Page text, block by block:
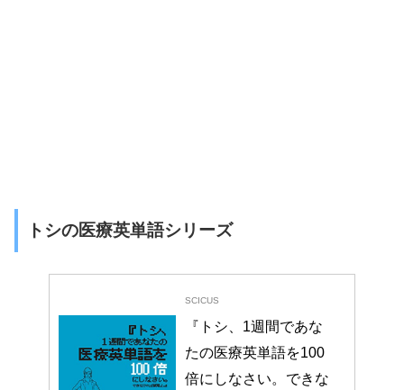
トシの医療英単語シリーズ
SCICUS
『トシ、1週間であな
たの医療英単語を100
倍にしなさい。できな